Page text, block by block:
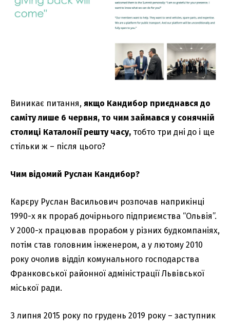
Виникає питання, якщо Кандибор приєднався до
саміту лише 6 червня, то чим займався у сонячній
столиці Каталонії решту часу, тобто три дні до і ще
стільки ж – після цього?
Чим відомий Руслан Кандибор?
Карєру Руслан Васильович розпочав наприкінці
1990-х як прораб дочірнього підприємства “Ольвія”.
У 2000-х працював прорабом у різних будкомпаніях,
потім став головним інженером, а у лютому 2010
року очолив відділ комунального господарства
Франковської районної адміністрації Львівської
міської ради.
З липня 2015 року по грудень 2019 року – заступник